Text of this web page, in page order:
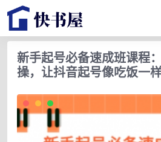
新手起号必备速成班课程
操，让抖音起号像吃饭一